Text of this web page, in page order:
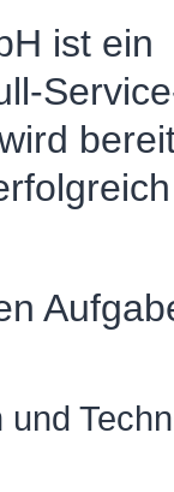
ist ein
und